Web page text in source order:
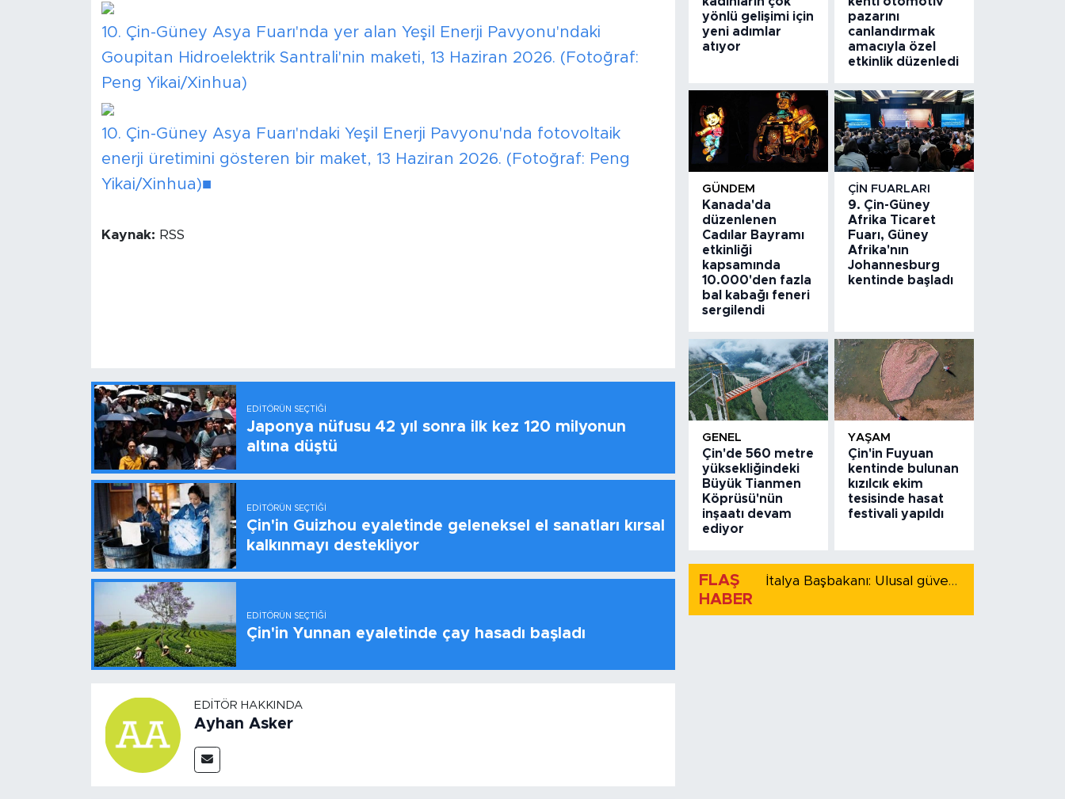
10. Çin-Güney Asya Fuarı'nda yer alan Yeşil Enerji Pavyonu'ndaki
Goupitan Hidroelektrik Santrali'nin maketi, 13 Haziran 2026. (Fotoğraf:
Peng Yikai/Xinhua)
10. Çin-Güney Asya Fuarı'ndaki Yeşil Enerji Pavyonu'nda fotovoltaik
enerji üretimini gösteren bir maket, 13 Haziran 2026. (Fotoğraf: Peng
Yikai/Xinhua)■
Kaynak: RSS
EDITÖRÜN SEÇTIĞI
Japonya nüfusu 42 yıl sonra ilk kez 120 milyonun
altına düştü
EDITÖRÜN SEÇTIĞI
Çin'in Guizhou eyaletinde geleneksel el sanatları kırsal
kalkınmayı destekliyor
EDITÖRÜN SEÇTIĞI
Çin'in Yunnan eyaletinde çay hasadı başladı
EDITÖR HAKKINDA
Ayhan Asker
yönlü gelişimi için
yeni adımlar
atıyor
pazarını
canlandırmak
amacıyla özel
etkinlik düzenledi
GÜNDEM
Kanada'da
düzenlenen
Cadılar Bayramı
etkinliği
kapsamında
10.000'den fazla
bal kabağı feneri
sergilendi
ÇIN FUARLARI
9. Çin-Güney
Afrika Ticaret
Fuarı, Güney
Afrika'nın
Johannesburg
kentinde başladı
GENEL
Çin'de 560 metre
yüksekliğindeki
Büyük Tianmen
Köprüsü'nün
inşaatı devam
ediyor
YAŞAM
Çin'in Fuyuan
kentinde bulunan
kızılcık ekim
tesisinde hasat
festivali yapıldı
FLAŞ
HABER
İtalya Başbakanı: Ulusal güvenliği korumak için İspanya ile Schengen kapsamındaki serbest dolaşımı askıya alıyoruz